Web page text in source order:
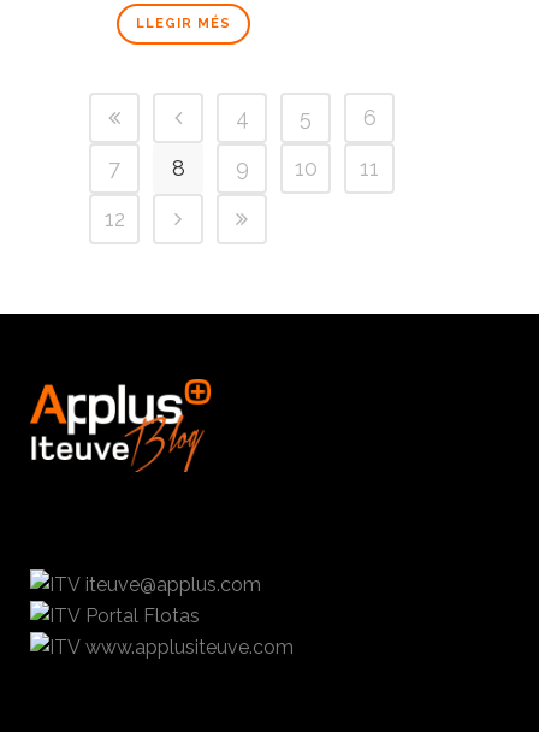
LLEGIR MÉS
4 5
6
7
8 9 10
11
12
iteuve@applus.com
Portal Flotas
www.applusiteuve.com